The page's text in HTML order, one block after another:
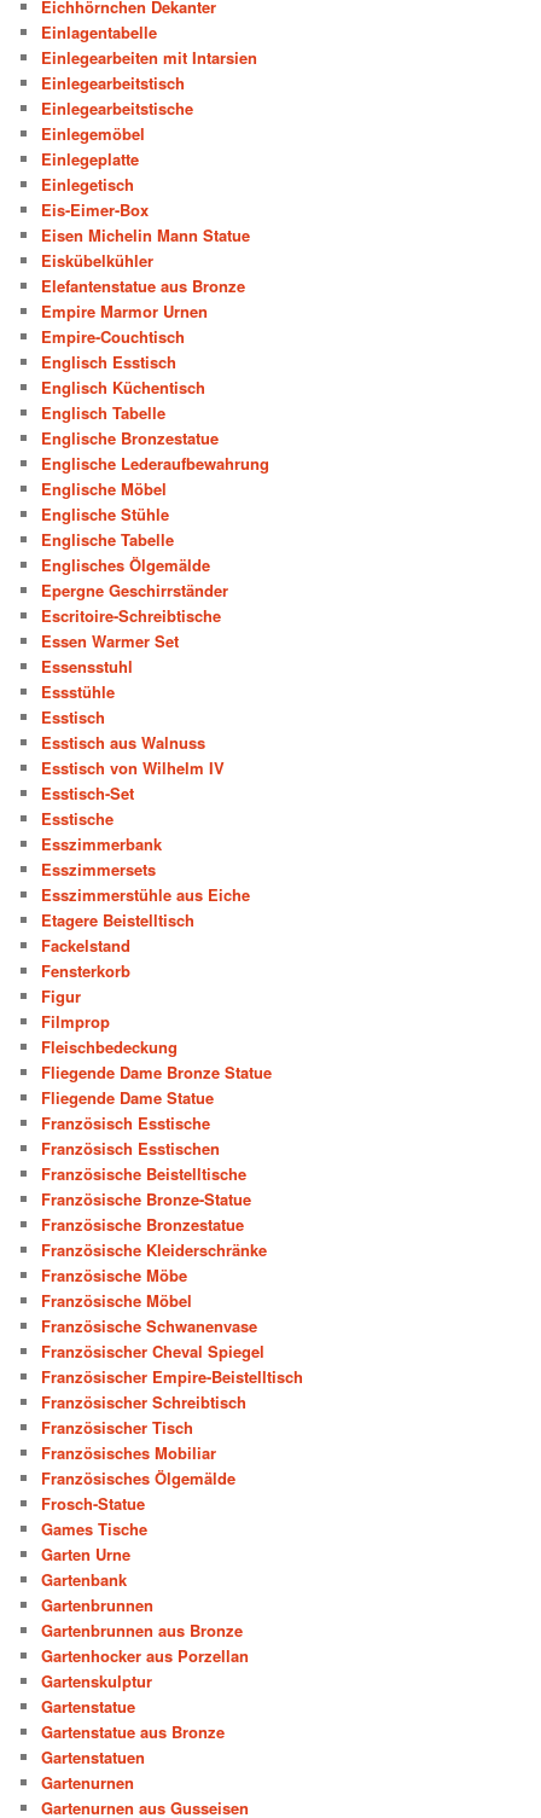
Eichhörnchen Dekanter
Einlagentabelle
Einlegearbeiten mit Intarsien
Einlegearbeitstisch
Einlegearbeitstische
Einlegemöbel
Einlegeplatte
Einlegetisch
Eis-Eimer-Box
Eisen Michelin Mann Statue
Eiskübelkühler
Elefantenstatue aus Bronze
Empire Marmor Urnen
Empire-Couchtisch
Englisch Esstisch
Englisch Küchentisch
Englisch Tabelle
Englische Bronzestatue
Englische Lederaufbewahrung
Englische Möbel
Englische Stühle
Englische Tabelle
Englisches Ölgemälde
Epergne Geschirrständer
Escritoire-Schreibtische
Essen Warmer Set
Essensstuhl
Essstühle
Esstisch
Esstisch aus Walnuss
Esstisch von Wilhelm IV
Esstisch-Set
Esstische
Esszimmerbank
Esszimmersets
Esszimmerstühle aus Eiche
Etagere Beistelltisch
Fackelstand
Fensterkorb
Figur
Filmprop
Fleischbedeckung
Fliegende Dame Bronze Statue
Fliegende Dame Statue
Französisch Esstische
Französisch Esstischen
Französische Beistelltische
Französische Bronze-Statue
Französische Bronzestatue
Französische Kleiderschränke
Französische Möbe
Französische Möbel
Französische Schwanenvase
Französischer Cheval Spiegel
Französischer Empire-Beistelltisch
Französischer Schreibtisch
Französischer Tisch
Französisches Mobiliar
Französisches Ölgemälde
Frosch-Statue
Games Tische
Garten Urne
Gartenbank
Gartenbrunnen
Gartenbrunnen aus Bronze
Gartenhocker aus Porzellan
Gartenskulptur
Gartenstatue
Gartenstatue aus Bronze
Gartenstatuen
Gartenurnen
Gartenurnen aus Gusseisen